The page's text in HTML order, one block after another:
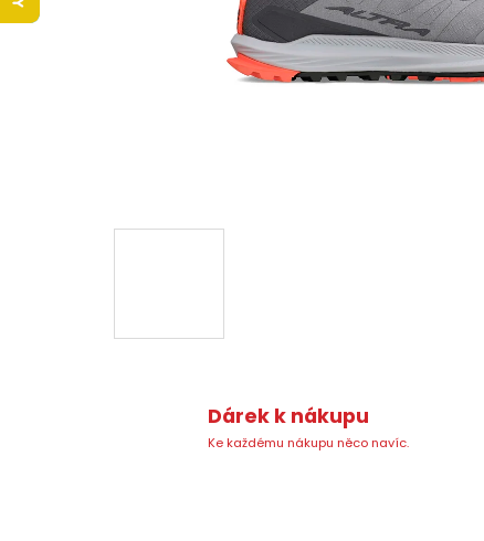
Dárek k nákupu
Ke každému nákupu něco navíc.